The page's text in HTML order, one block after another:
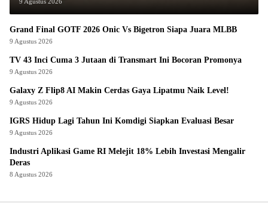
Grand Final GOTF 2026 Onic Vs Bigetron Siapa Juara MLBB
9 Agustus 2026
TV 43 Inci Cuma 3 Jutaan di Transmart Ini Bocoran Promonya
9 Agustus 2026
Galaxy Z Flip8 AI Makin Cerdas Gaya Lipatmu Naik Level!
9 Agustus 2026
IGRS Hidup Lagi Tahun Ini Komdigi Siapkan Evaluasi Besar
9 Agustus 2026
Industri Aplikasi Game RI Melejit 18% Lebih Investasi Mengalir
Deras
8 Agustus 2026